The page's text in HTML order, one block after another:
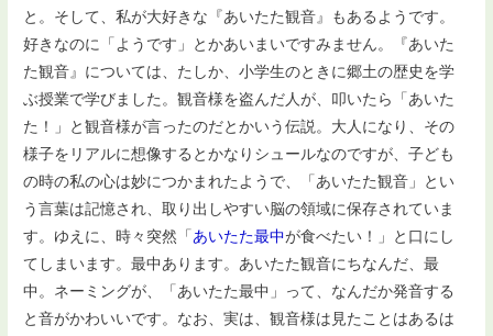
と。そして、私が大好きな『あいたた観音』もあるようです。
好きなのに「ようです」とかあいまいですみません。『あいた
た観音』については、たしか、小学生のときに郷土の歴史を学
ぶ授業で学びました。観音様を盗んだ人が、叩いたら「あいた
た！」と観音様が言ったのだとかいう伝説。大人になり、その
様子をリアルに想像するとかなりシュールなのですが、子ども
の時の私の心は妙につかまれたようで、「あいたた観音」とい
う言葉は記憶され、取り出しやすい脳の領域に保存されていま
す。ゆえに、時々突然「あいたた最中が食べたい！」と口にし
てしまいます。最中あります。あいたた観音にちなんだ、最
中。ネーミングが、「あいたた最中」って、なんだか発音する
と音がかわいいです。なお、実は、観音様は見たことはあるは